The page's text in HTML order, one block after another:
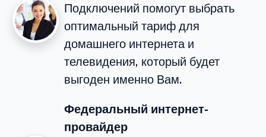
Подключений помогут выбрать
оптимальный тариф для
домашнего интернета и
телевидения, который будет
выгоден именно Вам.
Федеральный интернет-
провайдер